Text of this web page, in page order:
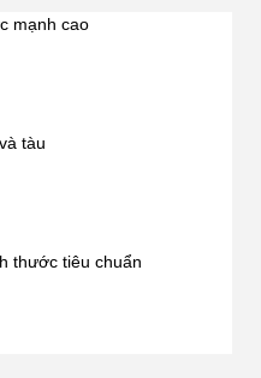
mạnh cao
tàu
thước tiêu chuẩn